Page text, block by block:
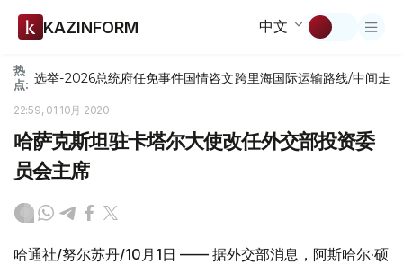
KAZINFORM 中文
热
点: 选举-2026总统府任免事件国情咨文跨里海国际运输路线/中间走廊
22:59, 01 10月 2020
哈萨克斯坦驻卡塔尔大使改任外交部投资委
员会主席
哈通社/努尔苏丹/10月1日 —— 据外交部消息，阿斯哈尔·硕